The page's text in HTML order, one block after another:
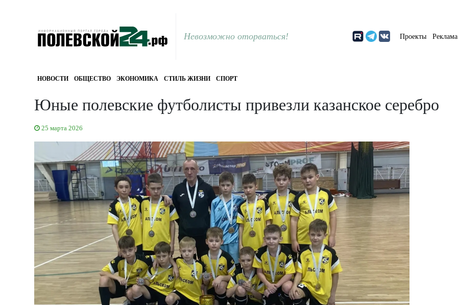
Невозможно оторваться! Проекты Реклама
НОВОСТИ ОБЩЕСТВО ЭКОНОМИКА СТИЛЬ ЖИЗНИ СПОРТ
Юные полевские футболисты привезли казанское серебро
25 марта 2026